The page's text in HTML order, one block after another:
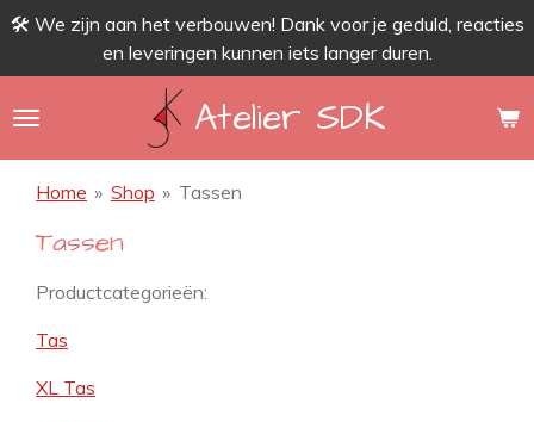
Ga
naar
de
Atelier SDK
🛠 We zijn aan het verbouwen! Dank voor je geduld, reacties
en leveringen kunnen iets langer duren.
Home » Shop » Tassen
Tassen
Productcategorieën:
Tas
XL Tas